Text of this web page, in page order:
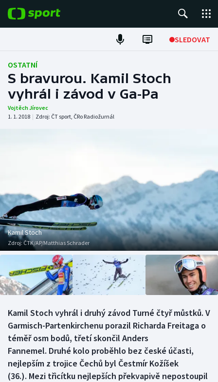
SLEDOVAT
ME v atletice
ME v plavání
Fotbal
Americký fotbal
Atletika
Baseball a softbal
Basketbal
Biatlon
Boby a skeleton
Box
Curling
NEPŘEHLÉDNĚTE
Soutěže
Historické návraty
Aplikace ČT sport
AZ kvíz
OSTATNÍ
S bravurou. Kamil Stoch
vyhrál i závod v Ga-Pa
Vojtěch Jírovec
1. 1. 2018 | Zdroj: ČT sport, ČRo Radiožurnál
Kamil Stoch
Zdroj:ČTK/AP/Matthias Schrader
Kamil Stoch vyhrál i druhý závod Turné čtyř můstků. V
Garmisch-Partenkirchenu porazil Richarda Freitaga o
téměř osm bodů, třetí skončil Anders
Fannemel. Druhé kolo proběhlo bez české účasti,
nejlepším z trojice Čechů byl Čestmír Kožíšek
(36.). Mezi třicítku nejlepších překvapivě nepostoupil